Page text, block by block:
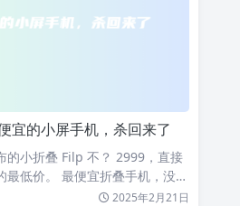
宜的小屏手机，杀回来了
的小折叠 Filp 不？ 2999，直接
最低价。 最便宜折叠手机，没
2025年2月21日